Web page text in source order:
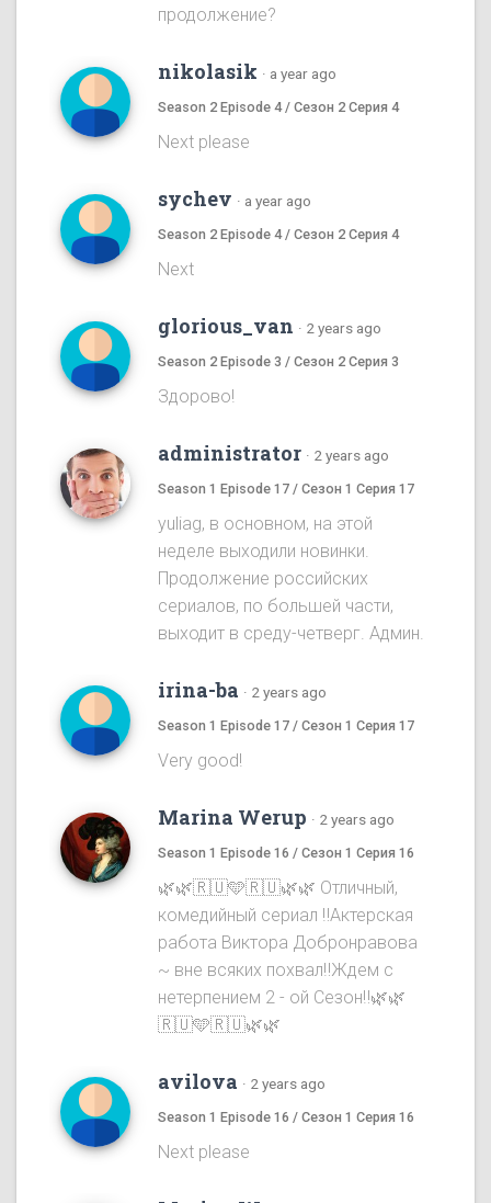
продолжение?
nikolasik · a year ago
Season 2 Episode 4 / Сезон 2 Серия 4
Next please
sychev · a year ago
Season 2 Episode 4 / Сезон 2 Серия 4
Next
glorious_van · 2 years ago
Season 2 Episode 3 / Сезон 2 Серия 3
Здорово!
administrator · 2 years ago
Season 1 Episode 17 / Сезон 1 Серия 17
yuliag, в основном, на этой
неделе выходили новинки.
Продолжение российских
сериалов, по большей части,
выходит в среду-четверг. Админ.
irina-ba · 2 years ago
Season 1 Episode 17 / Сезон 1 Серия 17
Very good!
Marina Werup · 2 years ago
Season 1 Episode 16 / Сезон 1 Серия 16
🌿🌿🇷🇺🩵🇷🇺🌿🌿 Отличный,
комедийный сериал ‼️Актерская
работа Виктора Добронравова
~ вне всяких похвал‼️Ждем с
нетерпением 2 - ой Сезон‼️🌿🌿
🇷🇺🩵🇷🇺🌿🌿
avilova · 2 years ago
Season 1 Episode 16 / Сезон 1 Серия 16
Next please